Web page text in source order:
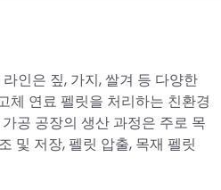
인은 짚, 가지, 쌀겨 등 다양한
체 연료 펠릿을 처리하는 친환경
공 공장의 생산 과정은 주로 목
및 저장, 펠릿 압출, 목재 펠릿